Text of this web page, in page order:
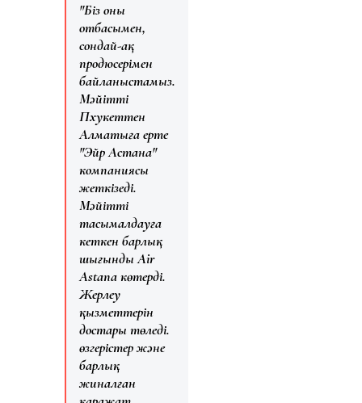
"Біз оның
отбасымен,
сондай-ақ
продюсерімен
байланыстамыз.
Мәйітті
Пхукеттен
Алматыға ертең
"Эйр Астана"
компаниясы
жеткізеді.
Мәйітті
тасымалдауға
кеткен барлық
шығынды Air
Astana көтерді.
Жерлеу
қызметтерін
достары төледі.
өзгерістер және
барлық
жиналған